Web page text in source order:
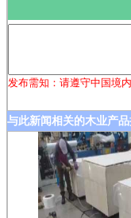
发布需知：请遵守中国境
与此新闻相关的木业产